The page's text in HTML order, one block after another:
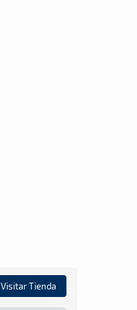
Visitar Tienda